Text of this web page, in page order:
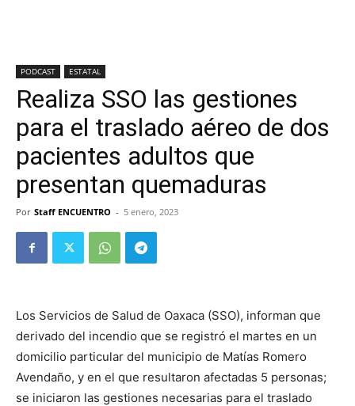
PODCAST ESTATAL
Realiza SSO las gestiones
para el traslado aéreo de dos
pacientes adultos que
presentan quemaduras
Por Staff ENCUENTRO - 5 enero, 2023
Los Servicios de Salud de Oaxaca (SSO), informan que
derivado del incendio que se registró el martes en un
domicilio particular del municipio de Matías Romero
Avendaño, y en el que resultaron afectadas 5 personas;
se iniciaron las gestiones necesarias para el traslado